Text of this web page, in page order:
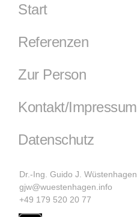
Start
Referenzen
Zur Person
Kontakt/Impressum
Datenschutz
Dr.-Ing. Guido J. Wüstenhagen
gjw@wuestenhagen.info
+49 179 520 20 77